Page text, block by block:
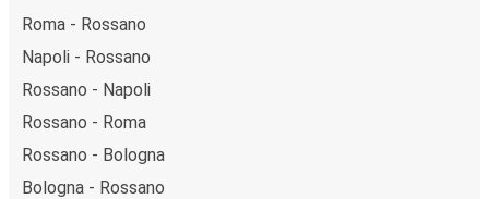
Roma - Rossano
Napoli - Rossano
Rossano - Napoli
Rossano - Roma
Rossano - Bologna
Bologna - Rossano